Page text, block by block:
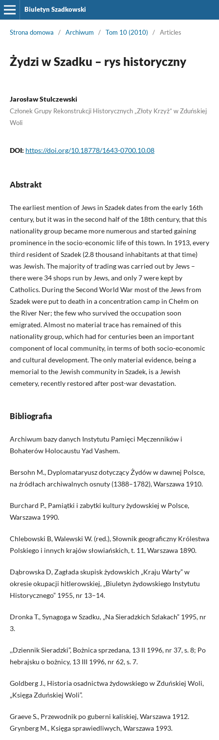
Biuletyn Szadkowski
Strona domowa / Archiwum / Tom 10 (2010) / Articles
Żydzi w Szadku – rys historyczny
Jarosław Stulczewski
Członek Grupy Rekonstrukcji Historycznych „Złoty Krzyż” w Zduńskiej
Woli
DOI: https://doi.org/10.18778/1643-0700.10.08
Abstrakt
The earliest mention of Jews in Szadek dates from the early 16th
century, but it was in the second half of the 18th century, that this
nationality group became more numerous and started gaining
prominence in the socio-economic life of this town. In 1913, every
third resident of Szadek (2.8 thousand inhabitants at that time)
was Jewish. The majority of trading was carried out by Jews –
there were 34 shops run by Jews, and only 7 were kept by
Catholics. During the Second World War most of the Jews from
Szadek were put to death in a concentration camp in Chełm on
the River Ner; the few who survived the occupation soon
emigrated. Almost no material trace has remained of this
nationality group, which had for centuries been an important
component of local community, in terms of both socio-economic
and cultural development. The only material evidence, being a
memorial to the Jewish community in Szadek, is a Jewish
cemetery, recently restored after post-war devastation.
Bibliografia
Archiwum bazy danych Instytutu Pamięci Męczenników i
Bohaterów Holocaustu Yad Vashem.
Bersohn M., Dyplomataryusz dotyczący Żydów w dawnej Polsce,
na źródłach archiwalnych osnuty (1388–1782), Warszawa 1910.
Burchard P., Pamiątki i zabytki kultury żydowskiej w Polsce,
Warszawa 1990.
Chlebowski B, Walewski W. (red.), Słownik geograficzny Królestwa
Polskiego i innych krajów słowiańskich, t. 11, Warszawa 1890.
Dąbrowska D, Zagłada skupisk żydowskich „Kraju Warty” w
okresie okupacji hitlerowskiej, „Biuletyn żydowskiego Instytutu
Historycznego” 1955, nr 13–14.
Dronka T., Synagoga w Szadku, „Na Sieradzkich Szlakach” 1995, nr
3.
,,Dziennik Sieradzki”, Bożnica sprzedana, 13 II 1996, nr 37, s. 8; Po
hebrajsku o bożnicy, 13 III 1996, nr 62, s. 7.
Goldberg J., Historia osadnictwa żydowskiego w Zduńskiej Woli,
„Księga Zduńskiej Woli”.
Graeve S., Przewodnik po guberni kaliskiej, Warszawa 1912.
Grynberg M., Księga sprawiedliwych, Warszawa 1993.